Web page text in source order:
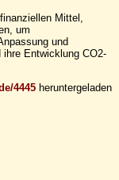
Mittel,
um
und
ihre Entwicklung CO2-
4445 heruntergeladen